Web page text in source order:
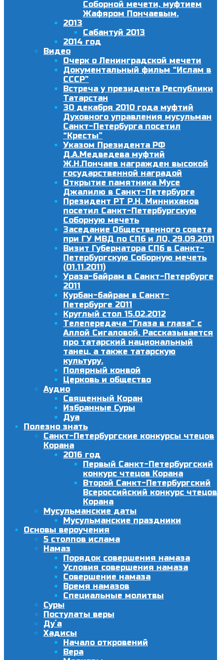
Соборной мечети, муфтием
Жафяром Пончаевым.
2013
Сабантуй 2013
2014 год
Видео
Очерк о Ленинградской мечети
Документальный фильм “Ислам в
СССР”
Встреча у президента Республики
Татарстан
30 декабря 2010 года муфтий
Духовного управления мусульман
Санкт-Петербурга посетил
“Кресты”
Указом Президента РФ
Д.А.Медведева муфтий
Ж.Н.Пончаев награжден высокой
государственной наградой
Открытие памятника Мусе
Джалилю в Санкт-Петербурге
Президент РТ Р.Н. Минниханов
посетил Санкт-Петербургскую
Соборную мечеть
Заседание Общественного совета
при ГУ МВД по СПб и ЛО, 29.09.2011
Визит Губернатора СПб в Санкт-
Петербургскую Соборную мечеть
(01.11.2011)
Ураза-байрам в Санкт-Петербурге
2011
Курбан-байрам в Санкт-
Петербурге 2011
Круглый стол 15.02.2012
Телепередача “Глаза в глаза” с
Аллой Сигаловой. Рассказывается
про татарский национальный
танец, а также татарскую
культуру.
Полярный конвой
Церковь и общество
Аудио
Священный Коран
Избранные Суры
Дуа
Полезно знать
Санкт-Петербургские конкурсы чтецов
Корана
2016 год
Первый Санкт-Петербургский
конкурс чтецов Корана
Второй Санкт-Петербургский
Всероссийский конкурс чтецов
Корана
Мусульманские даты
Мусульманские праздники
Основы вероучения
5 столпов ислама
Намаз
Порядок совершения намаза
Условия совершения намаза
Совершение намаза
Время намазов
Специальные молитвы
Суры
Постулаты веры
Ду´а
Хадисы
Начало откровений
Вера